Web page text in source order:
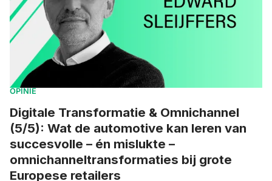
OPINIE
Digitale Transformatie & Omnichannel
(5/5): Wat de automotive kan leren van
succesvolle – én mislukte –
omnichanneltransformaties bij grote
Europese retailers